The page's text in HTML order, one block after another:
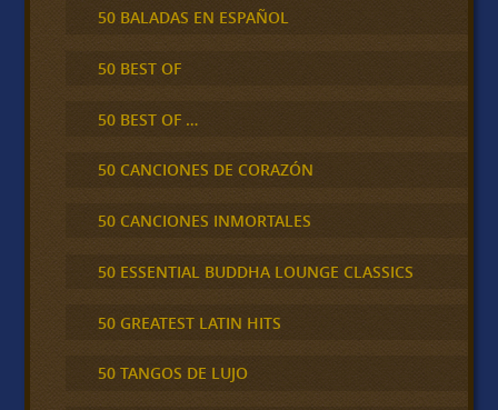
50 BALADAS EN ESPAÑOL
50 BEST OF
50 BEST OF …
50 CANCIONES DE CORAZÓN
50 CANCIONES INMORTALES
50 ESSENTIAL BUDDHA LOUNGE CLASSICS
50 GREATEST LATIN HITS
50 TANGOS DE LUJO